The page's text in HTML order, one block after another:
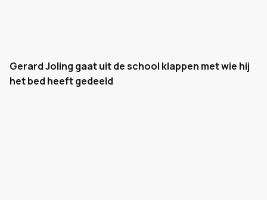
Gerard Joling gaat uit de school klappen met wie hij
het bed heeft gedeeld